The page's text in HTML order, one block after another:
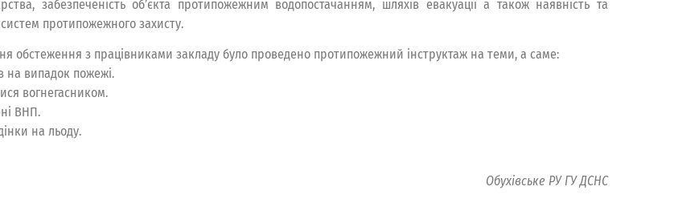
забезпеченість об’єкта протипожежним водопостачанням, шляхів евакуації а також наявність та
систем протипожежного захисту.
обстеження з працівниками закладу було проведено протипожежний інструктаж на теми, а саме:
на випадок пожежі.
вогнегасником.
ВНП.
на льоду.
Обухівське РУ ГУ ДСНС